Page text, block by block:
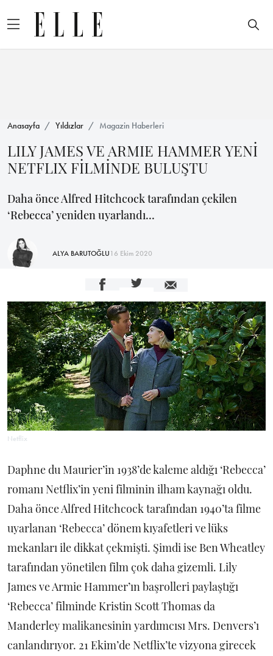
Anasayfa Yıldızlar Magazin Haberleri
LILY JAMES VE ARMIE HAMMER YENİ
NETFLIX FİLMİNDE BULUŞTU
Daha önce Alfred Hitchcock tarafından çekilen
‘Rebecca’ yeniden uyarlandı...
ALYA BARUTOĞLU16 Ekim 2020
Netflix
Daphne du Maurier’in 1938’de kaleme aldığı ‘Rebecca’
romanı Netflix’in yeni filminin ilham kaynağı oldu.
Daha önce Alfred Hitchcock tarafından 1940’ta filme
uyarlanan ‘Rebecca’ dönem kıyafetleri ve lüks
mekanları ile dikkat çekmişti. Şimdi ise Ben Wheatley
tarafından yönetilen film çok daha gizemli. Lily
James ve Armie Hammer’ın başrolleri paylaştığı
‘Rebecca’ filminde Kristin Scott Thomas da
Manderley malikanesinin yardımcısı Mrs. Denvers’ı
canlandırıyor. 21 Ekim’de Netflix’te vizyona girecek